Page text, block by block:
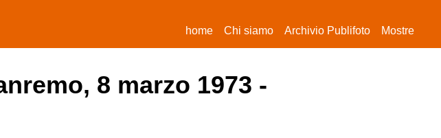
home(current)
Chi siamo Archivio Publifoto Mostre
8 marzo 1973 -